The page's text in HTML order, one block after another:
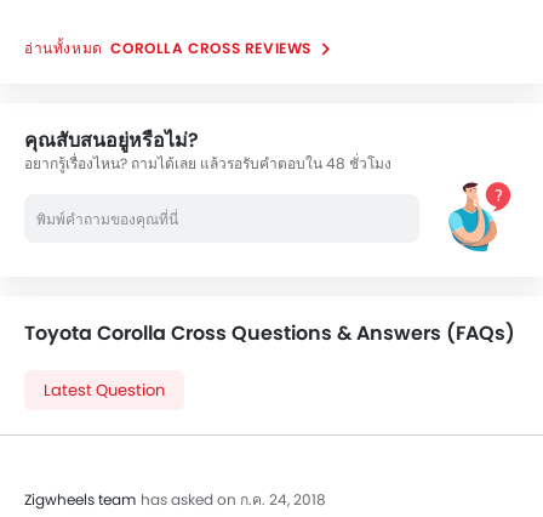
COROLLA CROSS REVIEWS
คุณสับสนอยู่หรือไม่?
อยากรู้เรื่องไหน? ถามได้เลย แล้วรอรับคำตอบใน 48 ชั่วโมง
Toyota Corolla Cross Questions & Answers (FAQs)
Latest Question
Zigwheels team has asked on ก.ค. 24, 2018